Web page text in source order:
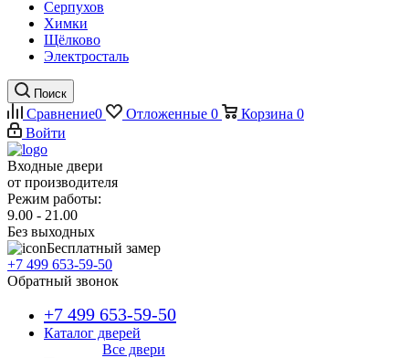
Серпухов
Химки
Щёлково
Электросталь
Поиск
Сравнение0 Отложенные 0 Корзина 0
Войти
Входные двери
от производителя
Режим работы:
9.00 - 21.00
Без выходных
Бесплатный замер
+7 499 653-59-50
Обратный звонок
+7 499 653-59-50
Каталог дверей
Все двери